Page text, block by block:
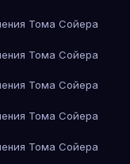
Тома Сойера
Тома Сойера
Тома Сойера
Тома Сойера
Тома Сойера